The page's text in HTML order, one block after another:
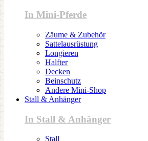
In Mini-Pferde
Zäume & Zubehör
Sattelausrüstung
Longieren
Halfter
Decken
Beinschutz
Andere Mini-Shop
Stall & Anhänger
In Stall & Anhänger
Stall